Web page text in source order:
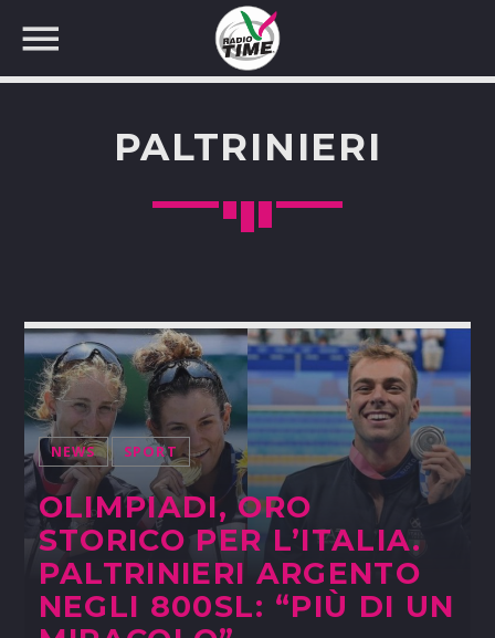
PALTRINIERI
NEWS SPORT
OLIMPIADI, ORO
STORICO PER L’ITALIA.
PALTRINIERI ARGENTO
NEGLI 800SL: “PIÙ DI UN